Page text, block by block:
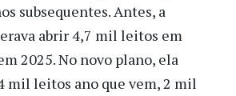
subsequentes. Antes, a
abrir 4,7 mil leitos em
2025. No novo plano, ela
mil leitos ano que vem, 2 mil